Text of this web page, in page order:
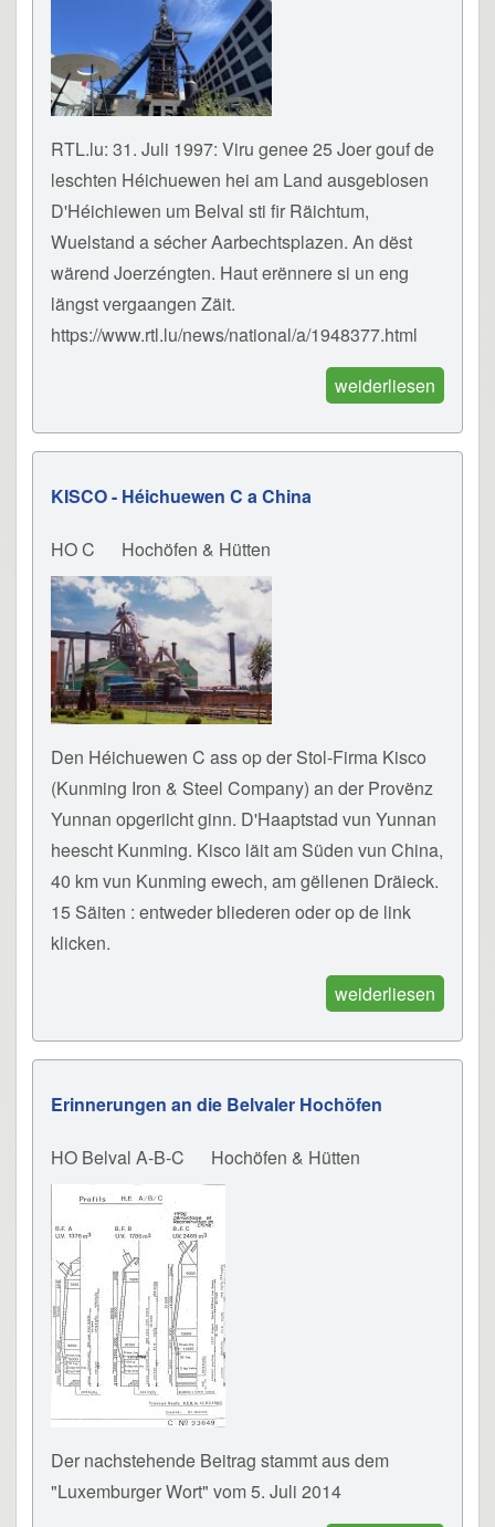
RTL.lu: 31. Juli 1997: Viru genee 25 Joer gouf de
leschten Héichuewen hei am Land ausgeblosen
D'Héichiewen um Belval sti fir Räichtum,
Wuelstand a sécher Aarbechtsplazen. An dëst
wärend Joerzéngten. Haut erënnere si un eng
längst vergaangen Zäit.
https://www.rtl.lu/news/national/a/1948377.html
weiderliesen
KISCO - Héichuewen C a China
HO C Hochöfen & Hütten
Den Héichuewen C ass op der Stol-Firma Kisco
(Kunming Iron & Steel Company) an der Provënz
Yunnan opgeriicht ginn. D'Haaptstad vun Yunnan
heescht Kunming. Kisco läit am Süden vun China,
40 km vun Kunming ewech, am gëllenen Dräieck.
15 Säiten : entweder bliederen oder op de link
klicken.
weiderliesen
Erinnerungen an die Belvaler Hochöfen
HO Belval A-B-C Hochöfen & Hütten
Der nachstehende Beitrag stammt aus dem
"Luxemburger Wort" vom 5. Juli 2014